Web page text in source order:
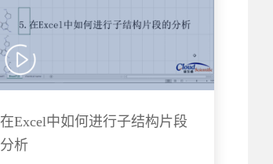
在Excel中如何进行子结构片段
分析